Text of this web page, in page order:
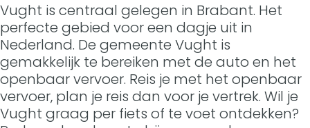
Vught is centraal gelegen in Brabant. Het
perfecte gebied voor een dagje uit in
Nederland. De gemeente Vught is
gemakkelijk te bereiken met de auto en het
openbaar vervoer. Reis je met het openbaar
vervoer, plan je reis dan voor je vertrek. Wil je
Vught graag per fiets of te voet ontdekken?